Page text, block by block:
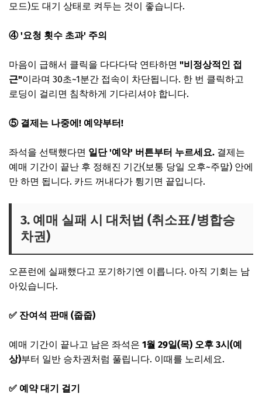
모드)도 대기 상태로 켜두는 것이 좋습니다.
④ '요청 횟수 초과' 주의
마음이 급해서 클릭을 다다다닥 연타하면 "비정상적인 접
근"이라며 30초~1분간 접속이 차단됩니다. 한 번 클릭하고
로딩이 걸리면 침착하게 기다리셔야 합니다.
⑤ 결제는 나중에! 예약부터!
좌석을 선택했다면 일단 '예약' 버튼부터 누르세요. 결제는
예매 기간이 끝난 후 정해진 기간(보통 당일 오후~주말) 안에
만 하면 됩니다. 카드 꺼내다가 튕기면 끝입니다.
3. 예매 실패 시 대처법 (취소표/병합승
차권)
오픈런에 실패했다고 포기하기엔 이릅니다. 아직 기회는 남
아있습니다.
✅ 잔여석 판매 (줍줍)
예매 기간이 끝나고 남은 좌석은 1월 29일(목) 오후 3시(예
상)부터 일반 승차권처럼 풀립니다. 이때를 노리세요.
✅ 예약 대기 걸기